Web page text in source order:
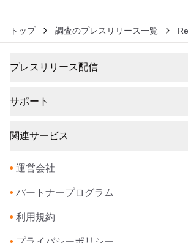
トップ 調査のプレスリリース一覧
プレスリリース配信
サポート
関連サービス
• 運営会社
• パートナープログラム
• 利用規約